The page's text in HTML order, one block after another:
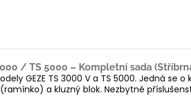
/ TS 5000 – Kompletní sada
GEZE TS 3000 V a TS 5000. Jedná
a kluzný blok. Nezbytné